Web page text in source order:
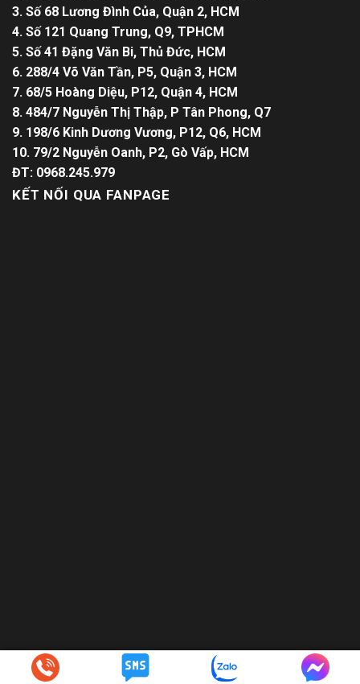
3. Số 68 Lương Đình Của, Quận 2, HCM
4. Số 121 Quang Trung, Q9, TPHCM
5. Số 41 Đặng Văn Bi, Thủ Đức, HCM
6. 288/4 Võ Văn Tần, P5, Quận 3, HCM
7. 68/5 Hoàng Diệu, P12, Quận 4, HCM
8. 484/7 Nguyễn Thị Thập, P Tân Phong, Q7
9. 198/6 Kinh Dương Vương, P12, Q6, HCM
10. 79/2 Nguyễn Oanh, P2, Gò Vấp, HCM
ĐT: 0968.245.979
KẾT NỐI QUA FANPAGE
© 2024hoaphatcorp.com . All Rights Reserved.